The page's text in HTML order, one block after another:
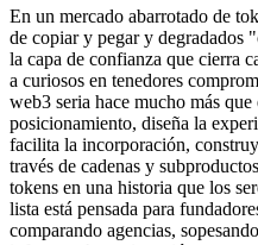
En un mercado abarrotado de
de copiar y pegar y degradados
la capa de confianza que cierra
a curiosos en tenedores
web3 seria hace mucho más
posicionamiento, diseña la
facilita la incorporación,
través de cadenas y
tokens en una historia que los
lista está pensada para
comparando agencias,